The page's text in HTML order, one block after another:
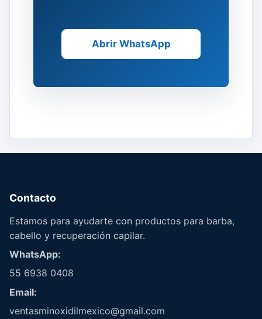
Abrir WhatsApp
Contacto
Estamos para ayudarte con productos para barba,
cabello y recuperación capilar.
WhatsApp:
55 6938 0408
Email:
ventasminoxidilmexico@gmail.com